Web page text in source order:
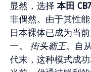
显然，选择 本田
非偶然。由于其性
日本裸体已成为当
一。 街头霸王。自
代末，这种模式成